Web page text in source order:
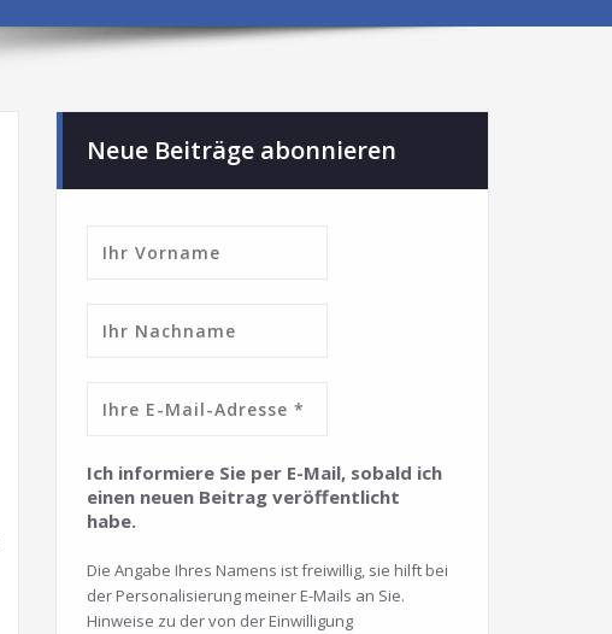
Neue Beiträge abonnieren
Ich informiere Sie per E-Mail, sobald ich
einen neuen Beitrag veröffentlicht
habe.
Die Angabe Ihres Namens ist freiwillig, sie hilft bei
der Personalisierung meiner E-Mails an Sie.
Hinweise zu der von der Einwilligung